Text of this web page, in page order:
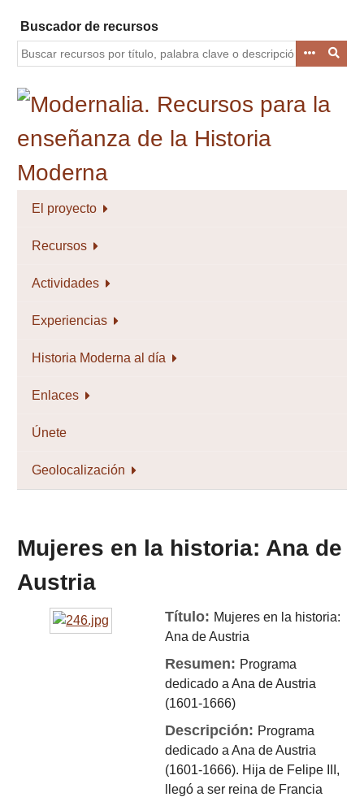
contenido
principal
Buscador de recursos
El proyecto
Recursos
Actividades
Experiencias
Historia Moderna al día
Enlaces
Únete
Geolocalización
Mujeres en la historia: Ana de
Austria
Título: Mujeres en la historia:
Ana de Austria
Resumen: Programa
dedicado a Ana de Austria
(1601-1666)
Descripción: Programa
dedicado a Ana de Austria
(1601-1666). Hija de Felipe III,
llegó a ser reina de Francia